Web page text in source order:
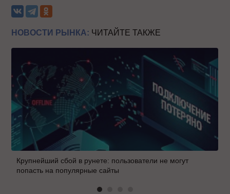
НОВОСТИ РЫНКА: ЧИТАЙТЕ ТАКЖЕ
Крупнейший сбой в рунете: пользователи не могут
попасть на популярные сайты